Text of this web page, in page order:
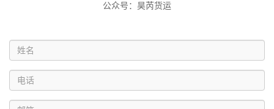
公众号：昊芮货运